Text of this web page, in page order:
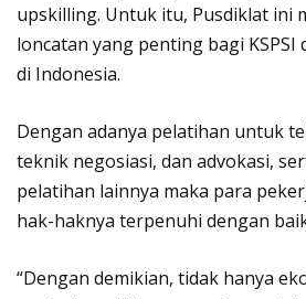
upskilling. Untuk itu, Pusdiklat ini
loncatan yang penting bagi
di Indonesia.
Dengan adanya pelatihan untuk
teknik negosiasi, dan advokasi,
pelatihan lainnya maka para
hak-haknya terpenuhi dengan
“Dengan demikian, tidak hanya